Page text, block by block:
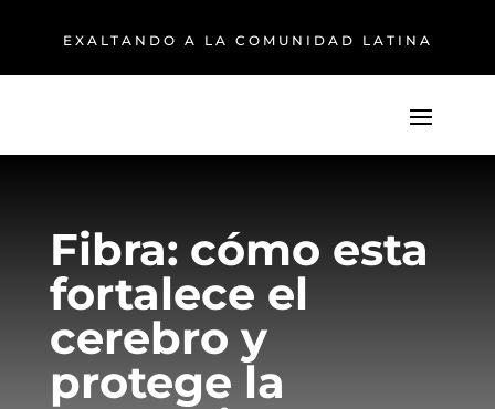
EXALTANDO A LA COMUNIDAD LATINA
Fibra: cómo esta
fortalece el
cerebro y
protege la